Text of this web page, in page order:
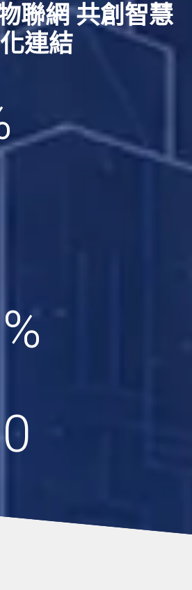
聯網 共創智慧
化連結
%